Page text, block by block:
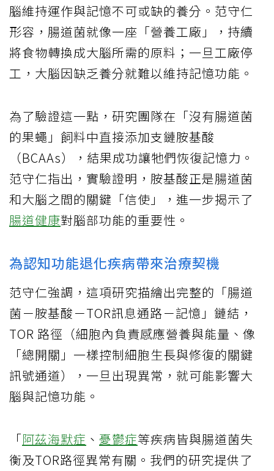
腦維持運作與記憶不可或缺的養分。范守仁
形容，腸道菌就像一座「營養工廠」，持續
將食物轉換成大腦所需的原料；一旦工廠停
工，大腦因缺乏養分就難以維持記憶功能。
為了驗證這一點，研究團隊在「沒有腸道菌
的果蠅」飼料中直接添加支鏈胺基酸
（BCAAs），結果成功讓牠們恢復記憶力。
范守仁指出，實驗證明，胺基酸正是腸道菌
和大腦之間的關鍵「信使」，進一步揭示了
腸道健康對腦部功能的重要性。
為認知功能退化疾病帶來治療契機
范守仁強調，這項研究描繪出完整的「腸道
菌－胺基酸－TOR訊息通路－記憶」鏈結，
TOR 路徑（細胞內負責感應營養與能量、像
「總開關」一樣控制細胞生長與修復的關鍵
訊號通道），一旦出現異常，就可能影響大
腦與記憶功能。
「阿茲海默症 、 憂鬱症等疾病皆與腸道菌失
衡及TOR路徑異常有關。我們的研究提供了